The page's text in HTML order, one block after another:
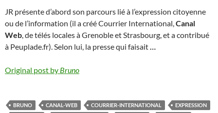
JR présente d’abord son parcours lié à l’expression citoyenne
ou de l’information (il a créé Courrier International,Canal
Web, de télés locales à Grenoble et Strasbourg, et a contribué
à Peuplade.fr). Selon lui, la presse qui faisait…
Original post by Bruno
BRUNO CANAL-WEB COURRIER-INTERNATIONAL
EXPRESSION